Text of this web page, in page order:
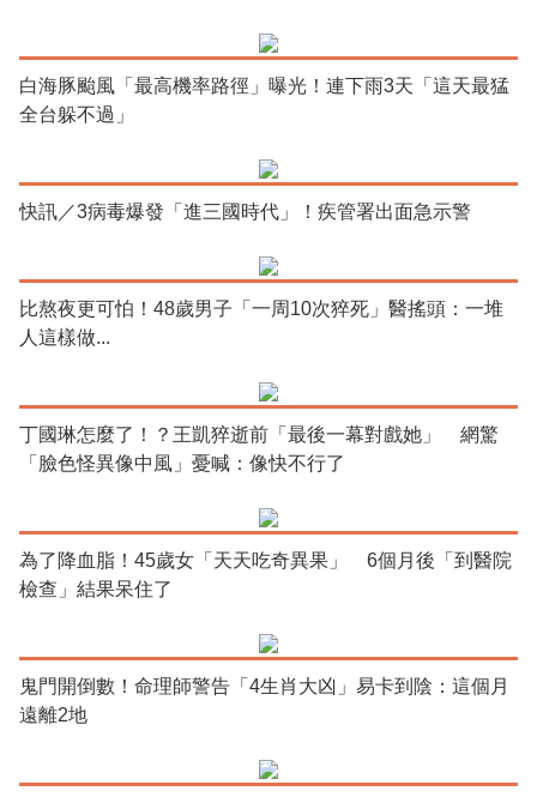
白海豚颱風「最高機率路徑」曝光！連下雨3天「這天最猛
全台躲不過」
快訊／3病毒爆發「進三國時代」！疾管署出面急示警
比熬夜更可怕！48歲男子「一周10次猝死」醫搖頭：一堆
人這樣做...
丁國琳怎麼了！？王凱猝逝前「最後一幕對戲她」 網驚
「臉色怪異像中風」憂喊：像快不行了
為了降血脂！45歲女「天天吃奇異果」 6個月後「到醫院
檢查」結果呆住了
鬼門開倒數！命理師警告「4生肖大凶」易卡到陰：這個月
遠離2地